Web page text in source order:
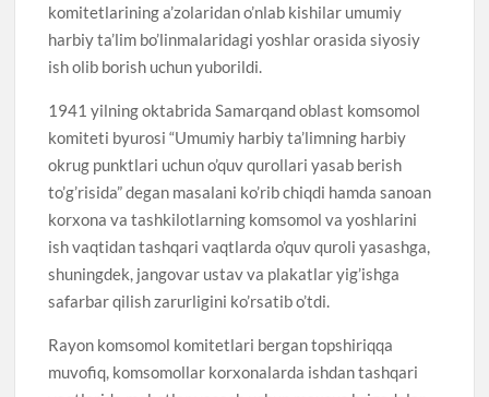
komitetlarining a’zolaridan o’nlab kishilar umumiy
harbiy ta’lim bo’linmalaridagi yoshlar orasida siyosiy
ish olib borish uchun yuborildi.
1941 yilning oktabrida Samarqand oblast komsomol
komiteti byurosi “Umumiy harbiy ta’limning harbiy
okrug punktlari uchun o’quv qurollari yasab berish
to’g’risida” degan masalani ko’rib chiqdi hamda sanoan
korxona va tashkilotlarning komsomol va yoshlarini
ish vaqtidan tashqari vaqtlarda o’quv quroli yasashga,
shuningdek, jangovar ustav va plakatlar yig’ishga
safarbar qilish zarurligini ko’rsatib o’tdi.
Rayon komsomol komitetlari bergan topshiriqqa
muvofiq, komsomollar korxonalarda ishdan tashqari